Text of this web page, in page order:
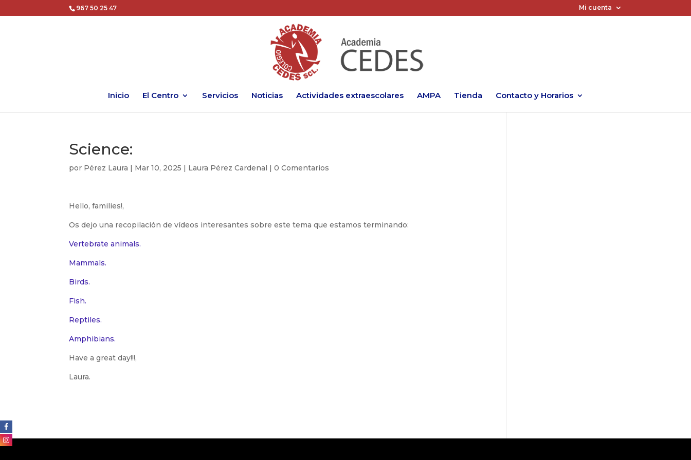
967 50 25 47 Mi cuenta
Inicio El Centro Servicios Noticias Actividades extraescolares AMPA Tienda Contacto y Horarios
Science:
por Pérez Laura | Mar 10, 2025 | Laura Pérez Cardenal |0 Comentarios
Hello, families!,
Os dejo una recopilación de vídeos interesantes sobre este tema que estamos terminando:
Vertebrate animals.
Mammals.
Birds.
Fish.
Reptiles.
Amphibians.
Have a great day!!!,
Laura.